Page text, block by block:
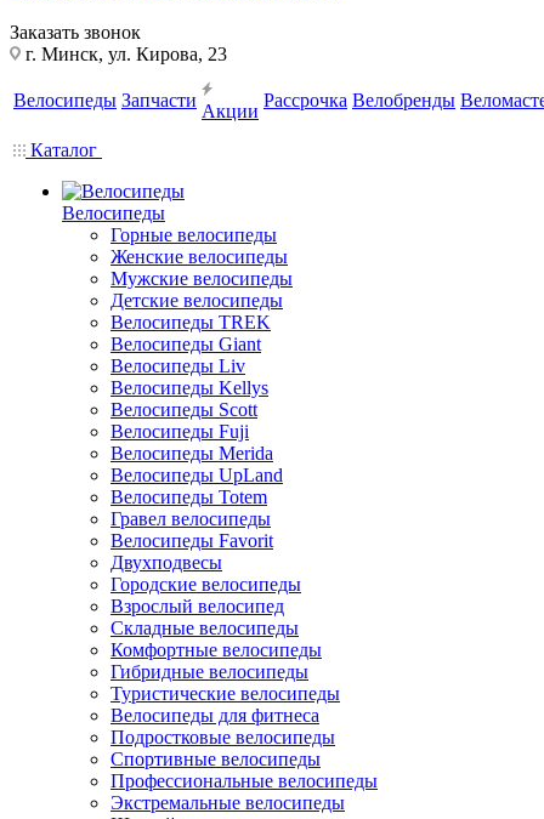
Заказать звонок
г. Минск, ул. Кирова, 23
Велосипеды Запчасти
Акции
Рассрочка Велобренды
Каталог
Велосипеды
Горные велосипеды
Женские велосипеды
Мужские велосипеды
Детские велосипеды
Велосипеды TREK
Велосипеды Giant
Велосипеды Liv
Велосипеды Kellys
Велосипеды Scott
Велосипеды Fuji
Велосипеды Merida
Велосипеды UpLand
Велосипеды Totem
Гравел велосипеды
Велосипеды Favorit
Двухподвесы
Городские велосипеды
Взрослый велосипед
Складные велосипеды
Комфортные велосипеды
Гибридные велосипеды
Туристические велосипеды
Велосипеды для фитнеса
Подростковые велосипеды
Спортивные велосипеды
Профессиональные велосипеды
Экстремальные велосипеды